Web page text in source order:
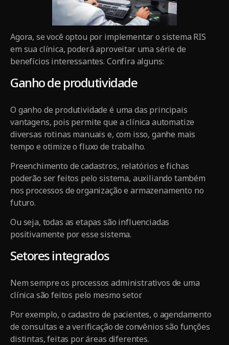
Agora, se você optou por implementar o sistema RIS
em sua clínica, poderá aproveitar uma série de
benefícios interessantes. Confira alguns:
Ganho de produtividade
O ganho de produtividade é uma das principais
vantagens, pois permite que a clínica automatize
diversas rotinas manuais e, com isso, ganhe mais
tempo e otimize o fluxo de trabalho.
Preenchimento de cadastros, relatórios e fichas
poderão ser feitos pelo sistema, auxiliando também
nos processos de organização e armazenamento no
futuro.
Ou seja, todas as etapas são influenciadas
positivamente por esse sistema.
Setores integrados
Nem sempre os processos administrativos de uma
clínica são feitos pelo mesmo setor.
Por exemplo, o cadastro de pacientes, o agendamento
de consultas e a verificação de convênios são funções
distintas, feitas por áreas diferentes.